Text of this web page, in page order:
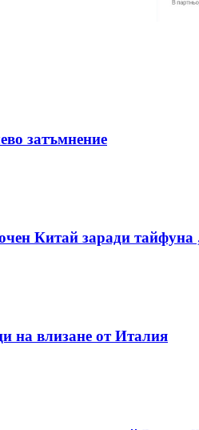
затъмнение
Китай заради
на влизане от Италия